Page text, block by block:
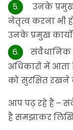
उनके प्रमुख
नेतृत्व करना भी
उनके प्रमुख
संवैधानिक
अधिकारों में
को सुरक्षित रखने
आप पढ़ रहे हैं –
है समझाकर